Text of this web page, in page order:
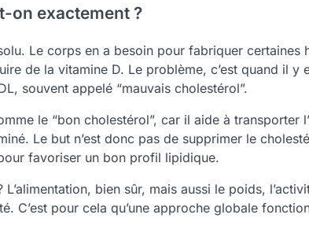
on exactement ?
Le corps en a besoin pour fabriquer certaines
de la vitamine D. Le problème, c’est quand il y
souvent appelé “mauvais cholestérol”.
le “bon cholestérol”, car il aide à transporter
Le but n’est donc pas de supprimer le
favoriser un bon profil lipidique.
bien sûr, mais aussi le poids,
C’est pour cela qu’une approche globale